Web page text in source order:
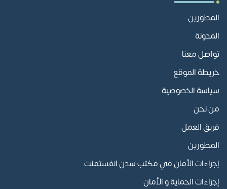
المطورين
المدونة
تواصل معنا
خريطة الموقع
سياسة الخصوصية
من نحن
فريق العمل
المطورين
إجراءات الأمان في مكتب سدن انفستمنت
إجراءات الحماية و الأمان